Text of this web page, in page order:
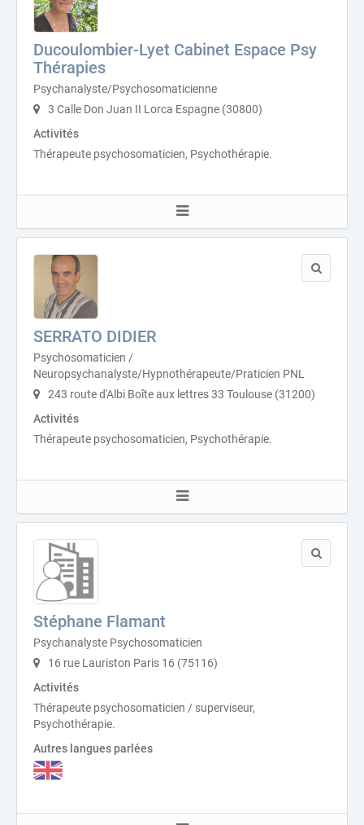
Ducoulombier-Lyet Cabinet Espace Psy
Thérapies
Psychanalyste/Psychosomaticienne
3 Calle Don Juan II Lorca Espagne (30800)
Activités
Thérapeute psychosomaticien, Psychothérapie.
SERRATO DIDIER
Psychosomaticien /
Neuropsychanalyste/Hypnothérapeute/Praticien PNL
243 route d'Albi Boîte aux lettres 33 Toulouse (31200)
Activités
Thérapeute psychosomaticien, Psychothérapie.
Stéphane Flamant
Psychanalyste Psychosomaticien
16 rue Lauriston Paris 16 (75116)
Activités
Thérapeute psychosomaticien / superviseur,
Psychothérapie.
Autres langues parlées